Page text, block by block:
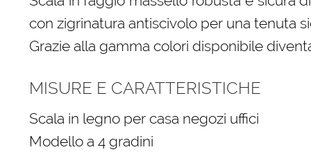
con zigrinatura antiscivolo per una tenuta
Grazie alla gamma colori disponibile
MISURE E CARATTERISTICHE
Scala in legno per casa negozi uffici
Modello a 4 gradini